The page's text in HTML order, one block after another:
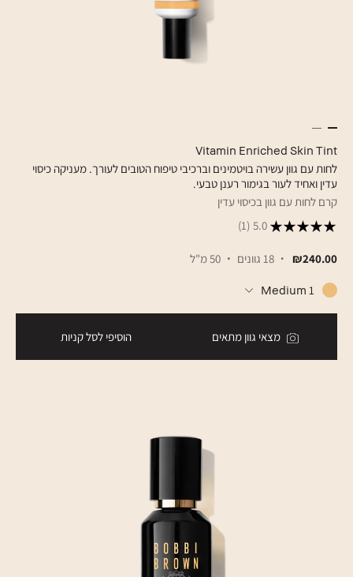
Vitamin Enriched Skin Tint
לחות עם גוון עשירה בויטמינים וברכיבי טיפוח הטובים לעורך. מעניקה כיסוי
עדין ואחיד לעור בגימור רענן טבעי.
קרם לחות עם גוון בכיסוי עדין
5.0
(1)
₪240.00 18 גוונים 50 מ"ל
Medium 1
מצאי גוון מתאים הוסיפי לסל קניות